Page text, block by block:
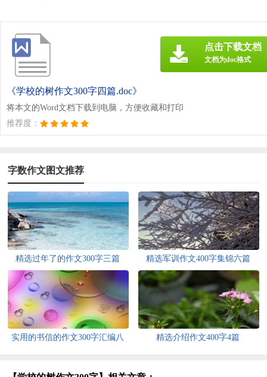
《学校的树作文300字四篇.doc》
将本文的Word文档下载到电脑，方便收藏和打印
推荐度：
点击下载文档
文档为doc格式
字数作文图文推荐
精选过年了的作文300字三篇 精选军训作文400字集锦六篇
实用的书信的作文300字汇编八
精选介绍作文400字4篇